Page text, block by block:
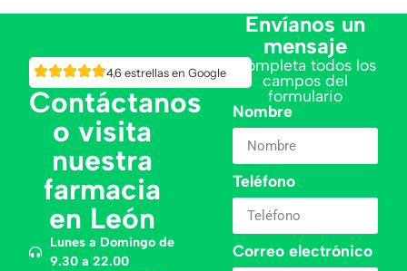
4,6 estrellas en Google
Contáctanos
o visita
nuestra
farmacia
en León
Lunes a Domingo de
9.30 a 22.00
Envíanos un
mensaje
Completa todos los
campos del
formulario
Nombre
Teléfono
Correo electrónico